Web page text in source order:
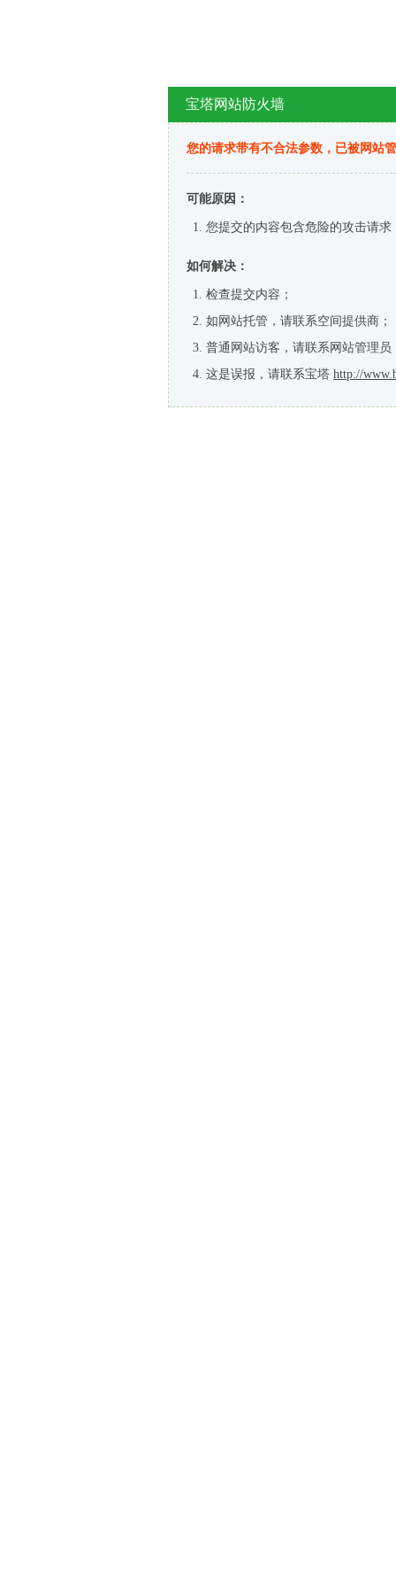
宝塔网站防火墙
您的请求带有不合法参数，已被网站
可能原因：
您提交的内容包含危险的攻击请求
如何解决：
检查提交内容；
如网站托管，请联系空间提供商；
普通网站访客，请联系网站管理员
这是误报，请联系宝塔 http://